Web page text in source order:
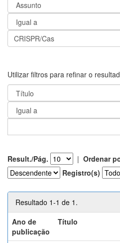
Utilizar filtros para refinar o
Result./Pág. | Ordenar
Registro(s)
Resultado 1-1 de 1.
Ano de
publicação
Título